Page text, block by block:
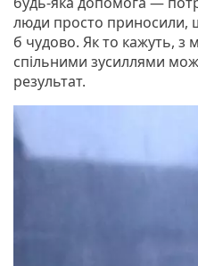
люди просто
б чудово. Як то кажуть, з
спільними зусиллями
результат.